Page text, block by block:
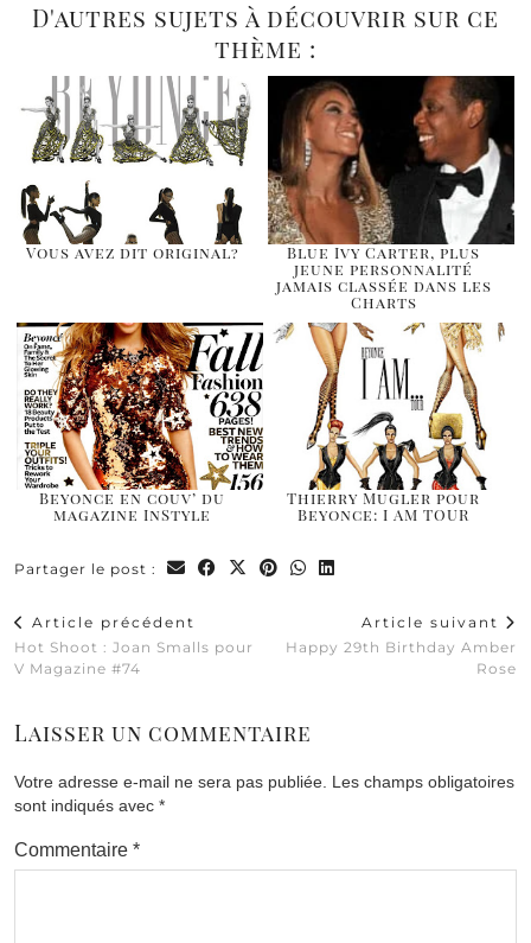
D'autres sujets à découvrir sur ce
thème :
Vous avez dit original?
Blue Ivy Carter, plus
jeune personnalité
jamais classée dans les
Charts
Beyonce en couv’ du
magazine InStyle
Thierry Mugler pour
Beyonce: I AM TOUR
Partager le post :
Article précédent
Hot Shoot : Joan Smalls pour
V Magazine #74
Article suivant
Happy 29th Birthday Amber
Rose
Laisser un commentaire
Votre adresse e-mail ne sera pas publiée. Les champs obligatoires
sont indiqués avec *
Commentaire *